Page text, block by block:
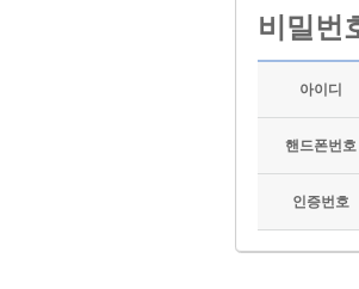
비밀번
아이디
핸드폰번호
인증번호